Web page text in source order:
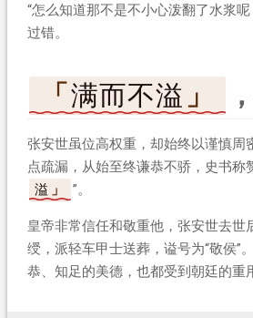
“怎么知道那不是不小心泼翻了水浆
过错。
满而不溢
张安世虽位高权重，却始终以谨慎周
点疏漏，从始至终谦恭不骄，史书称
溢
”。
皇帝非常信任和敬重他，张安世去世
绶，派轻车甲士送葬，谥号为“敬侯”
恭、知足的美德，也都受到朝廷的重